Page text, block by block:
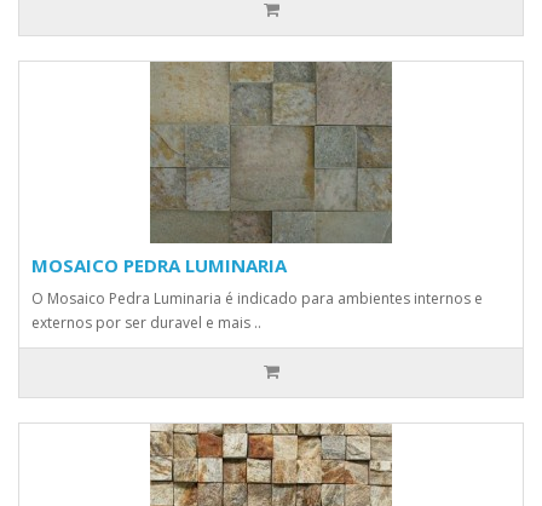
MOSAICO PEDRA LUMINARIA
O Mosaico Pedra Luminaria é indicado para ambientes internos e
externos por ser duravel e mais ..